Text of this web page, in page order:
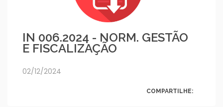
IN 006.2024 - NORM. GESTÃO
E FISCALIZAÇÃO
02/12/2024
COMPARTILHE: